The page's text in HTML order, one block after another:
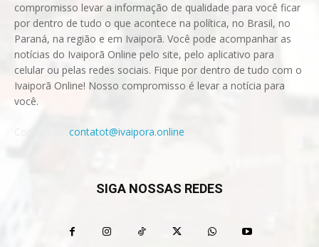
compromisso levar a informação de qualidade para você ficar
por dentro de tudo o que acontece na política, no Brasil, no
Paraná, na região e em Ivaiporã. Você pode acompanhar as
notícias do Ivaiporã Online pelo site, pelo aplicativo para
celular ou pelas redes sociais. Fique por dentro de tudo com o
Ivaiporã Online! Nosso compromisso é levar a notícia para
você.
contatot@ivaipora.online
SIGA NOSSAS REDES